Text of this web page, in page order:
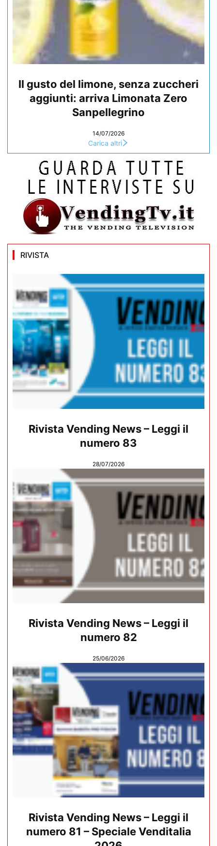
Il gusto del limone, senza zuccheri
aggiunti: arriva Limonata Zero
Sanpellegrino
14/07/2026
Carica altri
RIVISTA
Rivista Vending News – Leggi il
numero 83
28/07/2026
Rivista Vending News – Leggi il
numero 82
25/06/2026
Rivista Vending News – Leggi il
numero 81 – Speciale Venditalia